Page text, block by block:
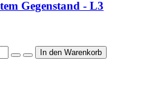
Gegenstand - L3